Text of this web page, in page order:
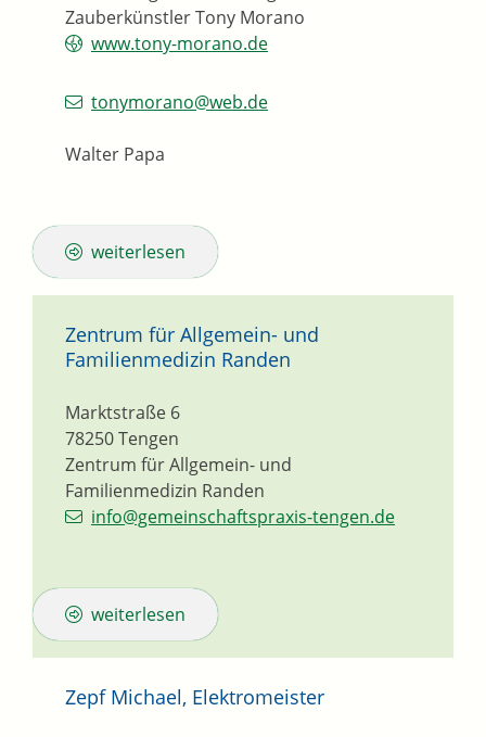
Zauberkünstler Tony Morano
www.tony-morano.de
tonymorano@web.de
Walter Papa
weiterlesen
Zentrum für Allgemein- und
Familienmedizin Randen
Zentrum für Allgemein- und
Familienmedizin Randen
Marktstraße 6
78250Tengen
info@gemeinschaftspraxis-tengen.de
weiterlesen
Zepf Michael, Elektromeister